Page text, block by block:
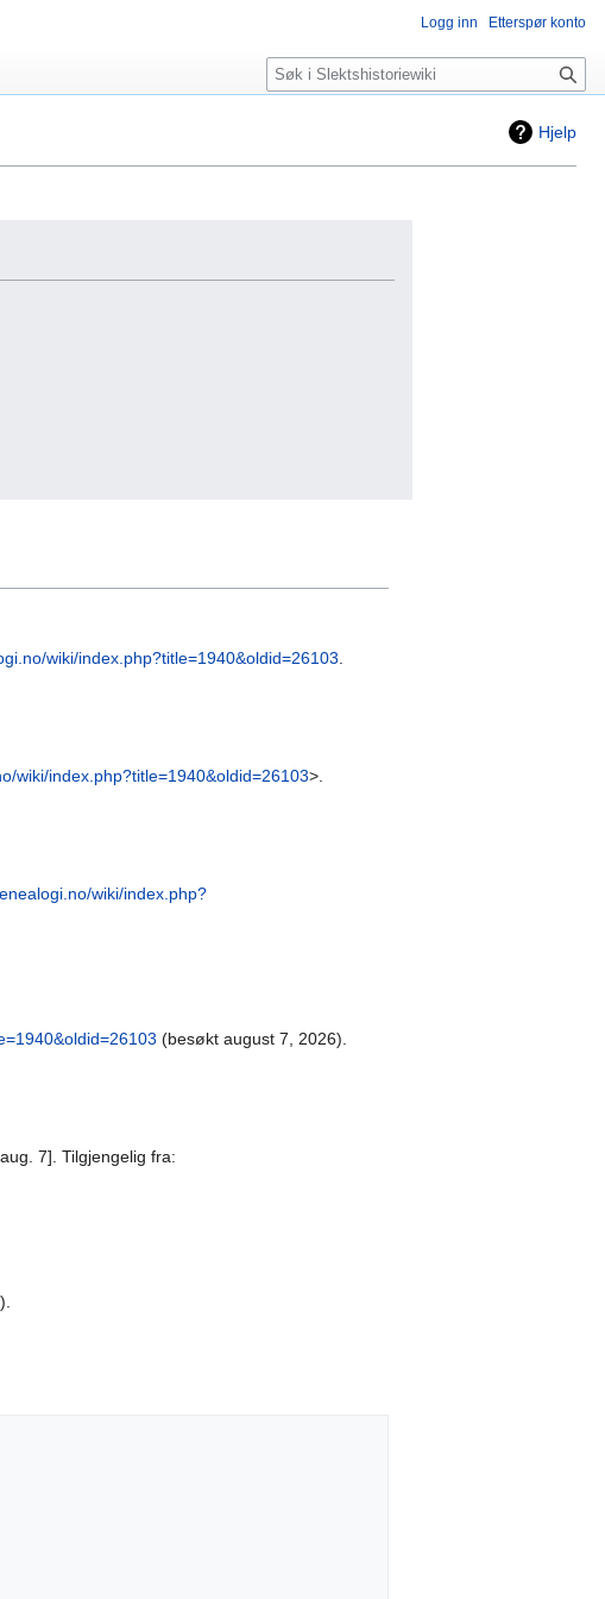
Hjelp
wiki/index.php?title=1940&oldid=26103
wiki/index.php?title=1940&oldid=26103>.
wiki/index.php?
(besøkt august 7, 2026).
7]. Tilgjengelig fra:
Logg inn Etterspør konto
Søk